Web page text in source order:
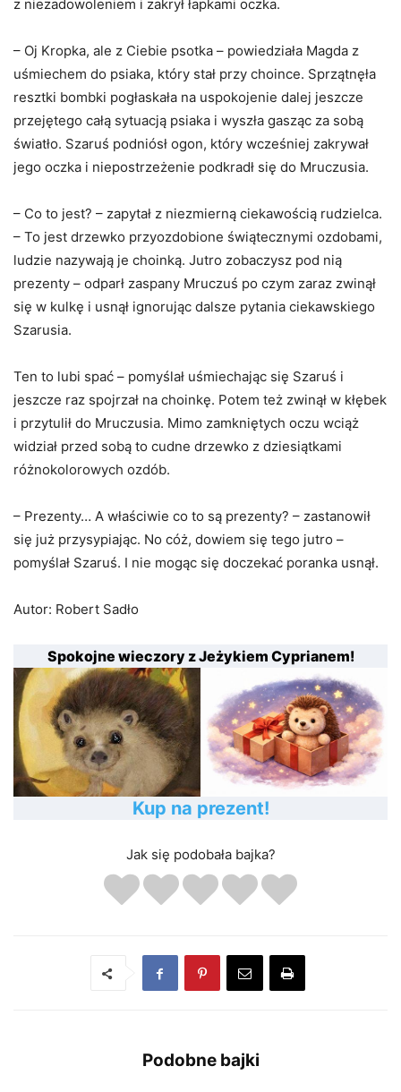
z niezadowoleniem i zakrył łapkami oczka.
– Oj Kropka, ale z Ciebie psotka – powiedziała Magda z
uśmiechem do psiaka, który stał przy choince. Sprzątnęła
resztki bombki pogłaskała na uspokojenie dalej jeszcze
przejętego całą sytuacją psiaka i wyszła gasząc za sobą
światło. Szaruś podniósł ogon, który wcześniej zakrywał
jego oczka i niepostrzeżenie podkradł się do Mruczusia.
– Co to jest? – zapytał z niezmierną ciekawością rudzielca.
– To jest drzewko przyozdobione świątecznymi ozdobami,
ludzie nazywają je choinką. Jutro zobaczysz pod nią
prezenty – odparł zaspany Mruczuś po czym zaraz zwinął
się w kulkę i usnął ignorując dalsze pytania ciekawskiego
Szarusia.
Ten to lubi spać – pomyślał uśmiechając się Szaruś i
jeszcze raz spojrzał na choinkę. Potem też zwinął w kłębek
i przytulił do Mruczusia. Mimo zamkniętych oczu wciąż
widział przed sobą to cudne drzewko z dziesiątkami
różnokolorowych ozdób.
– Prezenty… A właściwie co to są prezenty? – zastanowił
się już przysypiając. No cóż, dowiem się tego jutro –
pomyślał Szaruś. I nie mogąc się doczekać poranka usnął.
Autor: Robert Sadło
Spokojne wieczory z Jeżykiem Cyprianem!
Kup na prezent!
Jak się podobała bajka?
Podobne bajki